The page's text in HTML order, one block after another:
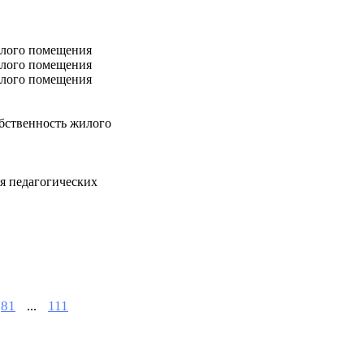
помещения
помещения
помещения
жилого
81 ... 111